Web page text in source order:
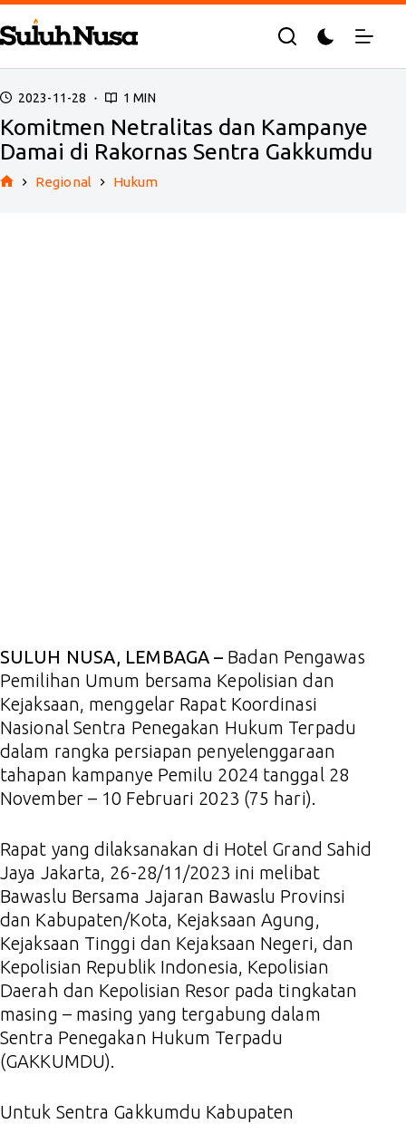
Skip
to
content
2023-11-28 1 MIN
Komitmen Netralitas dan Kampanye
Damai di Rakornas Sentra Gakkumdu
Regional Hukum
SULUH NUSA, LEMBAGA – Badan Pengawas
Pemilihan Umum bersama Kepolisian dan
Kejaksaan, menggelar Rapat Koordinasi
Nasional Sentra Penegakan Hukum Terpadu
dalam rangka persiapan penyelenggaraan
tahapan kampanye Pemilu 2024 tanggal 28
November – 10 Februari 2023 (75 hari).
Rapat yang dilaksanakan di Hotel Grand Sahid
Jaya Jakarta, 26-28/11/2023 ini melibat
Bawaslu Bersama Jajaran Bawaslu Provinsi
dan Kabupaten/Kota, Kejaksaan Agung,
Kejaksaan Tinggi dan Kejaksaan Negeri, dan
Kepolisian Republik Indonesia, Kepolisian
Daerah dan Kepolisian Resor pada tingkatan
masing – masing yang tergabung dalam
Sentra Penegakan Hukum Terpadu
(GAKKUMDU).
Untuk Sentra Gakkumdu Kabupaten